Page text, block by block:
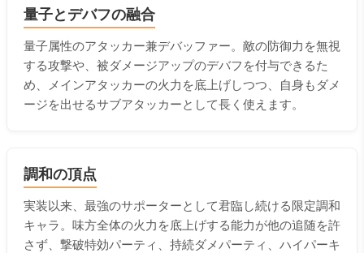
量子とデバフの融合
量子属性のアタッカー兼デバッファー。敵の防御力を無視
する攻撃や、被ダメージアップのデバフを付与できるた
め、メインアタッカーの火力を底上げしつつ、自身もダメ
ージを出せるサブアタッカーとして長く使えます。
調和の頂点
実装以来、最強のサポーターとして君臨し続ける限定調和
キャラ。味方全体の火力を底上げする能力が他の追随を許
さず、撃破特効パーティ、持続ダメパーティ、ハイパーキ